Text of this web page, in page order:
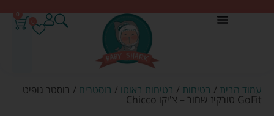
0
עמוד הבית / בטיחות / בטיחות באוטו / בוסטרים / בוסטר גופיט
GoFit טורקיז שחור – צ'יקו Chicco